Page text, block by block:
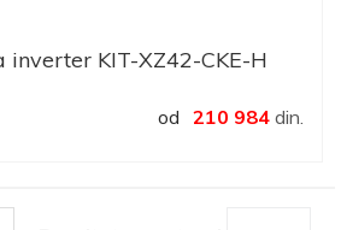
inverter KIT-XZ42-CKE-H
od 210 984 din.